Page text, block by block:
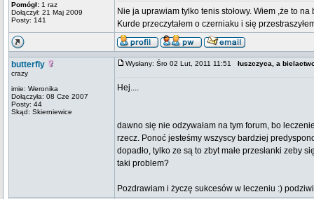
Pomógł: 1 raz
Dołączył: 21 Maj 2009
Posty: 141
Nie ja uprawiam tylko tenis stołowy. Wiem ,że to
Kurde przeczytałem o czerniaku i się
butterfly
crazy
imie: Weronika
Dołączyła: 08 Cze 2007
Posty: 44
Skąd: Skierniewice
Wysłany: Śro 02 Lut, 2011 11:51 łuszczyca, a
Hej....
dawno się nie odzywałam na tym forum, bo
rzecz. Ponoć jesteśmy wszyscy bardziej
dopadło, tylko ze są to zbyt małe przesłanki zeby
taki problem?
Pozdrawiam i życzę sukcesów w leczeniu :)